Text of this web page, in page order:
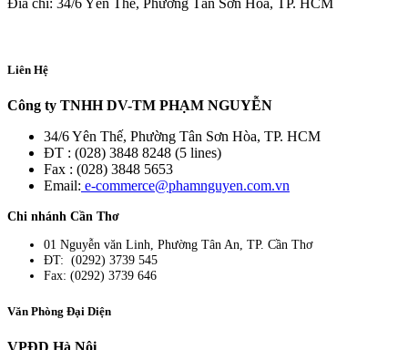
Liên Hệ
Công ty TNHH DV-TM PHẠM NGUYỄN
34/6 Yên Thế, Phường Tân Sơn Hòa, TP. HCM
ĐT : (028) 3848 8248 (5 lines)
Fax : (028) 3848 5653
Email: e-commerce@phamnguyen.com.vn
Chi nhánh Cần Thơ
01 Nguyễn văn Linh, Phường Tân An, TP. Cần Thơ
ĐT: (0292) 3739 545
Fax: (0292) 3739 646
Văn Phòng Đại Diện
VPĐD Hà Nội